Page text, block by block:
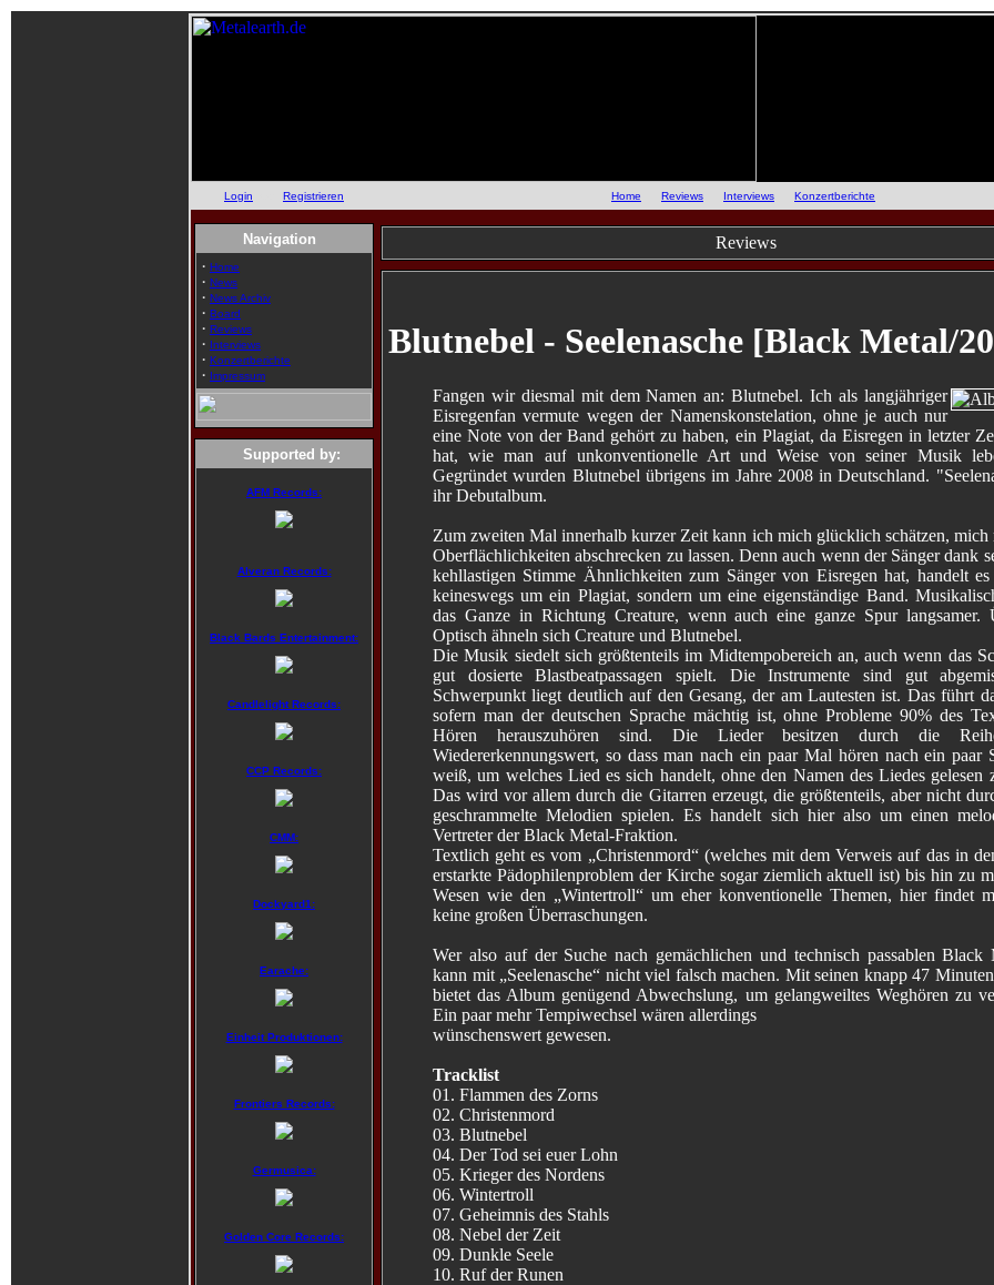
Login Registrieren Home Reviews Interviews Konzertberichte
Navigation
· Home
· News
· News Archiv
· Board
· Reviews
· Interviews
· Konzertberichte
· Impressum
Supported by:
AFM Records:
Alveran Records:
Black Bards Entertainment:
Candlelight Records:
CCP Records:
CMM:
Dockyard1:
Earache:
Einheit Produktionen:
Frontiers Records:
Germusica:
Golden Core Records:
Reviews
Blutnebel - Seelenasche [Black Metal/
Fangen wir diesmal mit dem Namen an: Blutnebel. Ich als langjähriger
Eisregenfan vermute wegen der Namenskonstelation, ohne je auch nur
eine Note von der Band gehört zu haben, ein Plagiat, da Eisregen in letzter
hat, wie man auf unkonventionelle Art und Weise von seiner Musik
Gegründet wurden Blutnebel übrigens im Jahre 2008 in Deutschland.
ihr Debutalbum.
Zum zweiten Mal innerhalb kurzer Zeit kann ich mich glücklich schätzen, mich
Oberflächlichkeiten abschrecken zu lassen. Denn auch wenn der Sänger dank
kehllastigen Stimme Ähnlichkeiten zum Sänger von Eisregen hat, handelt
keineswegs um ein Plagiat, sondern um eine eigenständige Band.
das Ganze in Richtung Creature, wenn auch eine ganze Spur langsamer.
Optisch ähneln sich Creature und Blutnebel.
Die Musik siedelt sich größtenteils im Midtempobereich an, auch wenn das
gut dosierte Blastbeatpassagen spielt. Die Instrumente sind gut
Schwerpunkt liegt deutlich auf den Gesang, der am Lautesten ist. Das führt
sofern man der deutschen Sprache mächtig ist, ohne Probleme 90% des
Hören herauszuhören sind. Die Lieder besitzen durch die
Wiedererkennungswert, so dass man nach ein paar Mal hören nach ein paar
weiß, um welches Lied es sich handelt, ohne den Namen des Liedes gelesen
Das wird vor allem durch die Gitarren erzeugt, die größtenteils, aber nicht
geschrammelte Melodien spielen. Es handelt sich hier also um einen
Vertreter der Black Metal-Fraktion.
Textlich geht es vom „Christenmord“ (welches mit dem Verweis auf das in
erstarkte Pädophilenproblem der Kirche sogar ziemlich aktuell ist) bis hin zu
Wesen wie den „Wintertroll“ um eher konventionelle Themen, hier findet
keine großen Überraschungen.
Wer also auf der Suche nach gemächlichen und technisch passablen Black
kann mit „Seelenasche“ nicht viel falsch machen. Mit seinen knapp 47
bietet das Album genügend Abwechslung, um gelangweiltes Weghören zu
Ein paar mehr Tempiwechsel wären allerdings
wünschenswert gewesen.
Tracklist
01. Flammen des Zorns
02. Christenmord
03. Blutnebel
04. Der Tod sei euer Lohn
05. Krieger des Nordens
06. Wintertroll
07. Geheimnis des Stahls
08. Nebel der Zeit
09. Dunkle Seele
10. Ruf der Runen